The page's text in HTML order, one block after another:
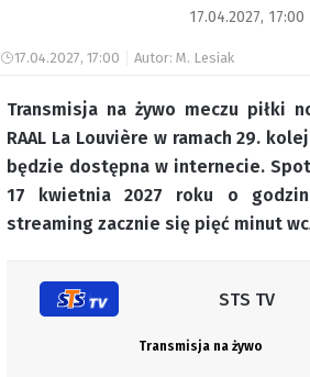
17.04.2027, 17:00
17.04.2027, 17:00 Autor: M. Lesiak
Transmisja na żywo meczu piłki
RAAL La Louvière w ramach 29.
będzie dostępna w internecie.
17 kwietnia 2027 roku o
streaming zacznie się pięć minut
STS TV
Transmisja na żywo